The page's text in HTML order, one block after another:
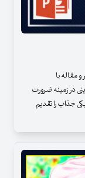
و مقاله با
در زمینه ضرورت
جذاب را تقدیم